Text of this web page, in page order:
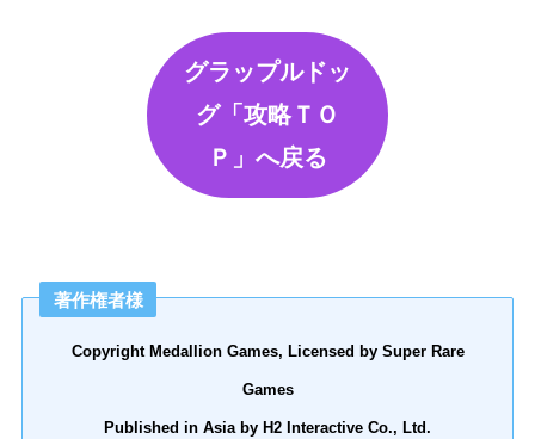
グラップルドッ
グ「攻略ＴＯ
Ｐ」へ戻る
著作権者様
Copyright Medallion Games, Licensed by Super Rare
Games
Published in Asia by H2 Interactive Co., Ltd.